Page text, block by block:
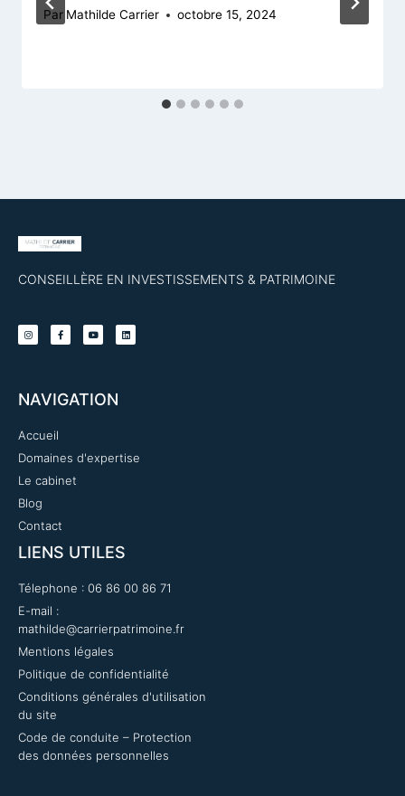
Par Mathilde Carrier octobre 15, 2024
CONSEILLÈRE EN INVESTISSEMENTS & PATRIMOINE
NAVIGATION​
Accueil
Domaines d'expertise
Le cabinet
Blog
Contact
LIENS UTILES
Télephone : 06 86 00 86 71
E-mail :
mathilde@carrierpatrimoine.fr
Mentions légales
Politique de confidentialité
Conditions générales d'utilisation
du site
Code de conduite – Protection
des données personnelles